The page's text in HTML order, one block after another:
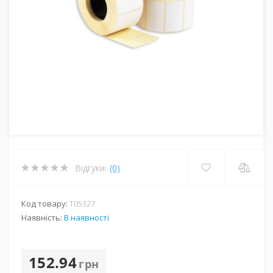
Відгуки: (0)
Код товару: T05327
Наявність: В наявності
152.94грн